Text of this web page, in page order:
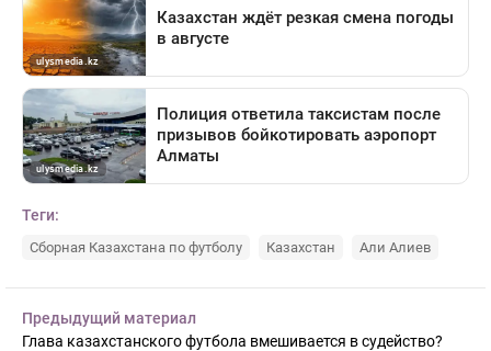
Теги:
Сборная Казахстана по футболу Казахстан Али Алиев
Предыдущий материал
Глава казахстанского футбола вмешивается в судейство?